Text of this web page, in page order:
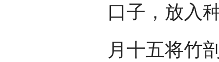
口子，放入
月十五将竹